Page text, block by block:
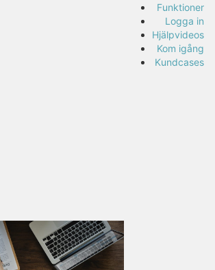
Funktioner
Logga in
Hjälpvideos
Kom igång
Kundcases